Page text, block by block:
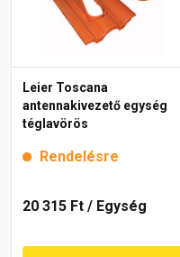
Leier Toscana
antennakivezető egység
téglavörös
Rendelésre
20 315 Ft / Egység